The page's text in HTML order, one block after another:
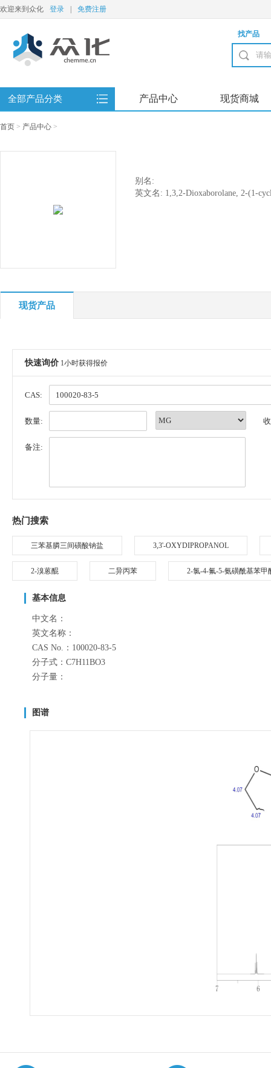
欢迎来到众化 登录 免费注册
找产品
全部产品分类 产品中心 现货商城
首页 > 产品中心 >
别名:
英文名: 1,3,2-Dioxaborolane, 2-(1-
现货产品
快速询价 1小时获得报价
CAS:
数量:
备注:
热门搜索
三苯基膦三间磺酸钠盐 3,3'-OXYDIPROPANOL
2-溴蒽醌 二异丙苯 2-氯-4-氟-5-氨磺酰基苯甲
基本信息
中文名：
英文名称：
CAS No.：100020-83-5
分子式：C7H11BO3
分子量：
图谱